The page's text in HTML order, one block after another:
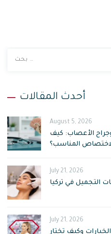
ن
:
أحدث المقالات
August 5, 2026
الأعصاب: كيف
المناسب؟
July 21, 2026
التجميل في تركيا
July 21, 2026
وكيف تختار